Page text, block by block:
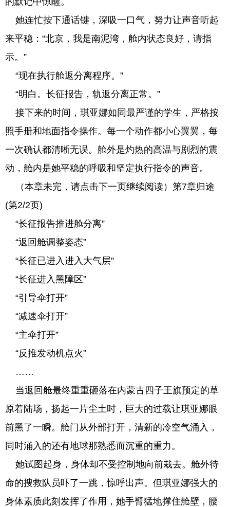
她连忙按下通话键，深吸一口气，努力让声音听起
来平稳：“北京，我是南泥湾，舱内状态良好，请指
示。”
“现在执行舱返分离程序。”
“明白。长征报告，轨返分离正常。”
接下来的时间，琪亚娜如同最严谨的学生，严格按
照手册和地面指令操作。每一个动作都小心翼翼，每
一次确认都清晰无误。舱外是灼热的高温与剧烈的震
动，舱内是她平稳的呼吸和坚定执行指令的声音。
（本章未完，请点击下一页继续阅读）第7章归途
(第2/2页)
“长征报告推进舱分离”
“返回舱调整姿态”
“长征已进入进入大气层”
“长征进入黑障区”
“引导伞打开”
“减速伞打开”
“主伞打开”
“反推发动机点火”
……
当返回舱最终重重砸落在内蒙古四子王旗预定的草
原着陆场，扬起一片尘土时，巨大的过载让琪亚娜眼
前黑了一瞬。舱门从外部打开，清新的冷空气涌入，
同时涌入的还有地球那熟悉而沉重的重力。
她试图起身，身体却不受控制地向前栽去。舱外待
命的搜救队员吓了一跳，惊呼出声。但琪亚娜强大的
身体素质此刻发挥了作用，她手臂猛地撑住舱壁，腰